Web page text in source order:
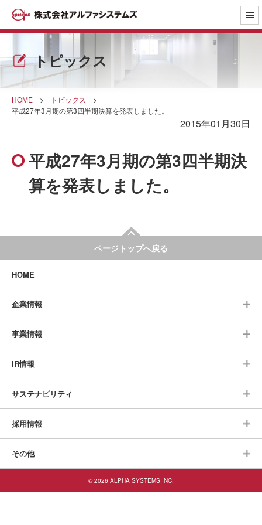
トピックス
HOME > トピックス
>
平成27年3月期の第3四半期決算を発表しました。
2015年01月30日
平成27年3月期の第3四半期決
算を発表しました。
ページトップへ戻る
HOME
企業情報
事業情報
IR情報
サステナビリティ
採用情報
その他
© 2026 ALPHA SYSTEMS INC.